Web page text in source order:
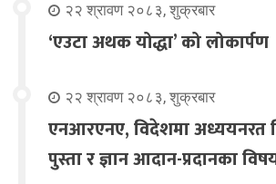
२२ श्रावण २०८३, शुक्रबार
‘एउटा अथक योद्धा’ को लोकार्पण
२२ श्रावण २०८३, शुक्रबार
एनआरएनए, विदेशमा अध्ययनरत
पुस्ता र ज्ञान आदान-प्रदानका